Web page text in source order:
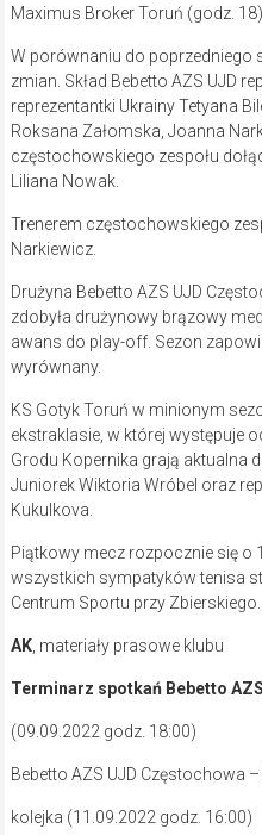
Maximus Broker Toruń (godz. 18).
W porównaniu do poprzedniego
zmian. Skład Bebetto AZS UJD
reprezentantki Ukrainy Tetyana
Roksana Załomska, Joanna
częstochowskiego zespołu
Liliana Nowak.
Trenerem częstochowskiego
Narkiewicz.
Drużyna Bebetto AZS UJD
zdobyła drużynowy brązowy
awans do play-off. Sezon
wyrównany.
KS Gotyk Toruń w minionym
ekstraklasie, w której występuje
Grodu Kopernika grają aktualna
Juniorek Wiktoria Wróbel oraz
Kukulkova.
Piątkowy mecz rozpocznie się o
wszystkich sympatyków tenisa
Centrum Sportu przy Zbierskiego.
AK, materiały prasowe klubu
Terminarz spotkań Bebetto
(09.09.2022 godz. 18:00)
Bebetto AZS UJD Częstochowa
kolejka (11.09.2022 godz. 16:00)